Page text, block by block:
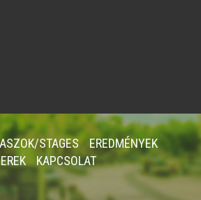
STAGES
EREDMÉNYEK
KAPCSOLAT